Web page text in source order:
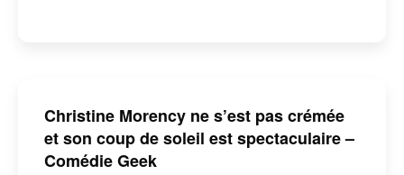
Christine Morency ne s’est pas crémée
et son coup de soleil est spectaculaire –
Comédie Geek